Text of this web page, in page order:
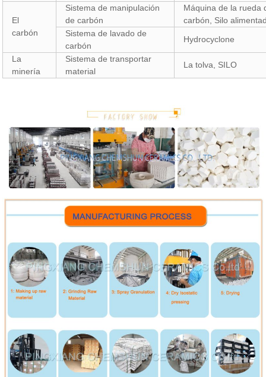
El
carbón
Sistema de manipulación
de carbón
Máquina de la rueda
carbón, Silo
Sistema de lavado de
carbón
Hydrocyclone
La
minería
Sistema de transportar
material
La tolva, SILO